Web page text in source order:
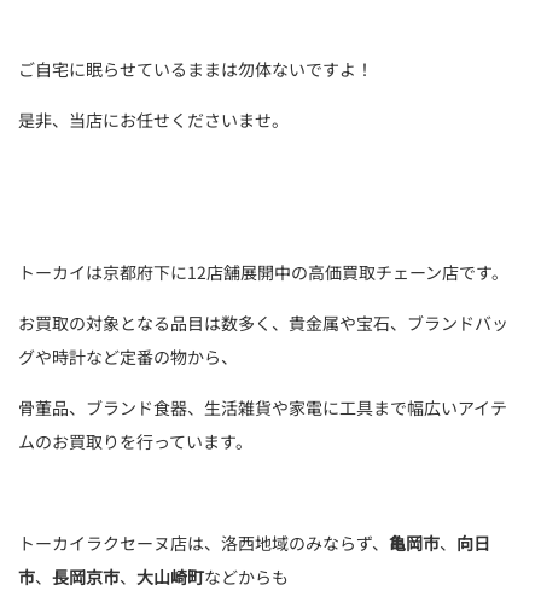
ご自宅に眠らせているままは勿体ないですよ！
是非、当店にお任せくださいませ。
トーカイは京都府下に12店舗展開中の高価買取チェーン店です。
お買取の対象となる品目は数多く、貴金属や宝石、ブランドバッ
グや時計など定番の物から、
骨董品、ブランド食器、生活雑貨や家電に工具まで幅広いアイテ
ムのお買取りを行っています。
トーカイラクセーヌ店は、洛西地域のみならず、 亀岡市、 向日
市、 長岡京市、 大山崎町などからも